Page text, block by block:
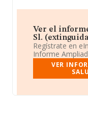
Ver el
Sl.
Regístrate en
Informe
VER